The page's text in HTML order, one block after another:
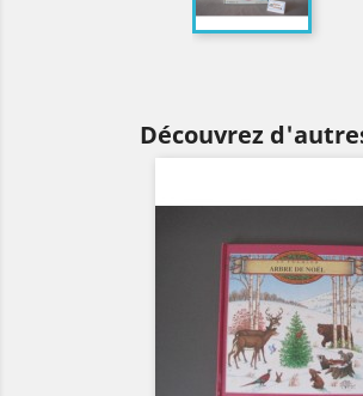
Découvrez